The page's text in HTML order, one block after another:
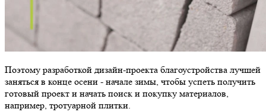
Поэтому разработкой дизайн-проекта благоустройства лучшей
заняться в конце осени - начале зимы, чтобы успеть получить
готовый проект и начать поиск и покупку материалов,
например, тротуарной плитки.